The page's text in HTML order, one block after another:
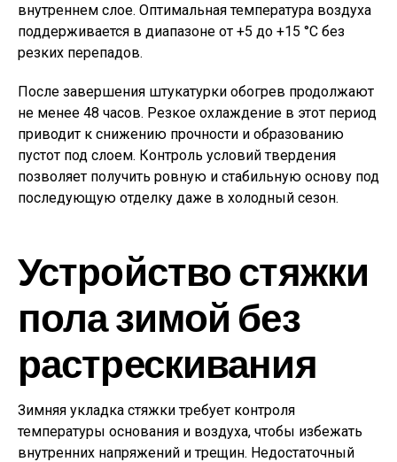
внутреннем слое. Оптимальная температура воздуха
поддерживается в диапазоне от +5 до +15 °C без
резких перепадов.
После завершения штукатурки обогрев продолжают
не менее 48 часов. Резкое охлаждение в этот период
приводит к снижению прочности и образованию
пустот под слоем. Контроль условий твердения
позволяет получить ровную и стабильную основу под
последующую отделку даже в холодный сезон.
Устройство стяжки
пола зимой без
растрескивания
Зимняя укладка стяжки требует контроля
температуры основания и воздуха, чтобы избежать
внутренних напряжений и трещин. Недостаточный